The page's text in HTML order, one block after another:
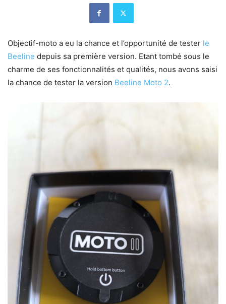
Objectif-moto a eu la chance et l’opportunité de tester le
Beeline depuis sa première version. Etant tombé sous le
charme de ses fonctionnalités et qualités, nous avons saisi
la chance de tester la version Beeline Moto 2.